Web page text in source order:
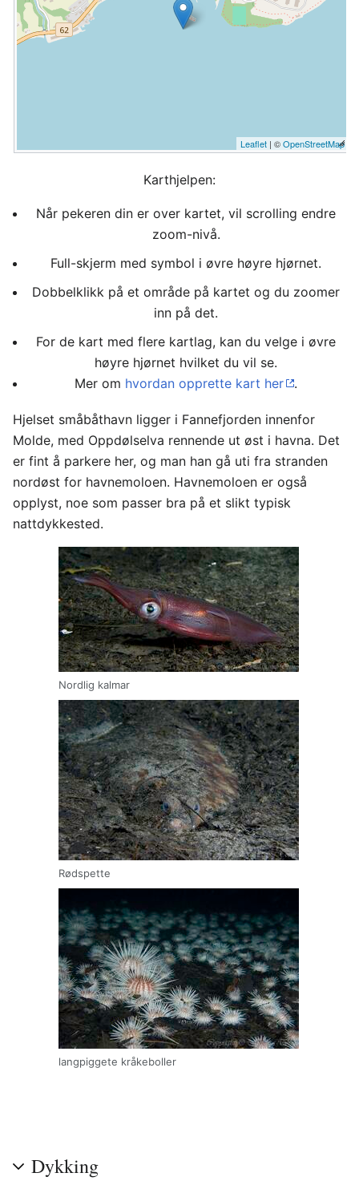
Leaflet | ©OpenStreetMap
Karthjelpen:
Når pekeren din er over kartet, vil scrolling endre
zoom-nivå.
Full-skjerm med symbol i øvre høyre hjørnet.
Dobbelklikk på et område på kartet og du zoomer
inn på det.
For de kart med flere kartlag, kan du velge i øvre
høyre hjørnet hvilket du vil se.
Mer om hvordan opprette kart her .
Hjelset småbåthavn ligger i Fannefjorden innenfor
Molde, med Oppdølselva rennende ut øst i havna. Det
er fint å parkere her, og man han gå uti fra stranden
nordøst for havnemoloen. Havnemoloen er også
opplyst, noe som passer bra på et slikt typisk
nattdykkested.
Nordlig kalmar
Rødspette
langpiggete kråkeboller
Dykking